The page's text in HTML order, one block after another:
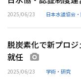
2025/06/23 日本水道協会
脱炭素化で新プロ
就任
2025/06/23 学術・研究